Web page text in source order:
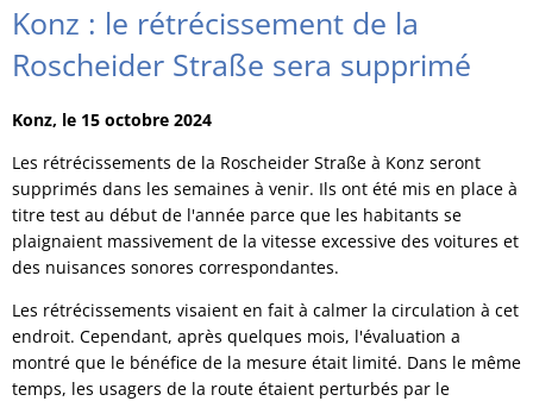
Konz : le rétrécissement de la
Roscheider Straße sera supprimé
Konz, le 15 octobre 2024
Les rétrécissements de la Roscheider Straße à Konz seront
supprimés dans les semaines à venir. Ils ont été mis en place à
titre test au début de l'année parce que les habitants se
plaignaient massivement de la vitesse excessive des voitures et
des nuisances sonores correspondantes.
Les rétrécissements visaient en fait à calmer la circulation à cet
endroit. Cependant, après quelques mois, l'évaluation a
montré que le bénéfice de la mesure était limité. Dans le même
temps, les usagers de la route étaient perturbés par le